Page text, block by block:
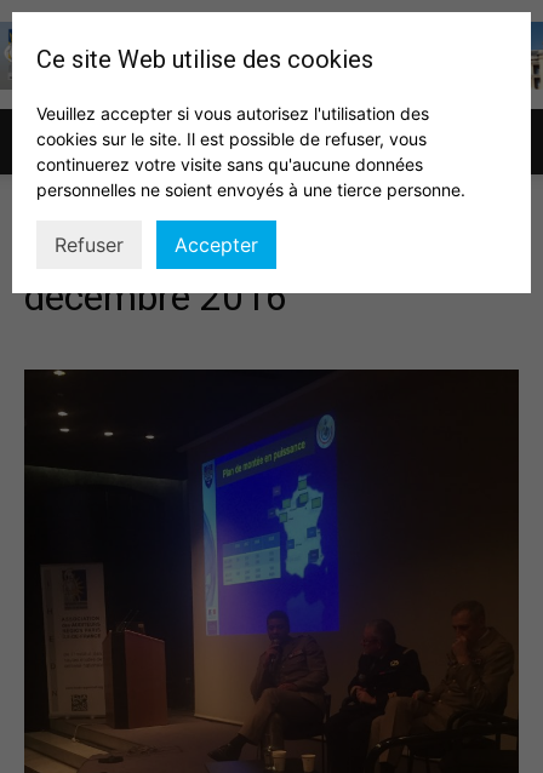
Association
IHEDN
–
Région
Séminaire Élus locaux du 8
décembre 2016
Ce site Web utilise des cookies
Veuillez accepter si vous autorisez l'utilisation des
cookies sur le site. Il est possible de refuser, vous
continuerez votre visite sans qu'aucune données
personnelles ne soient envoyés à une tierce personne.
Refuser Accepter